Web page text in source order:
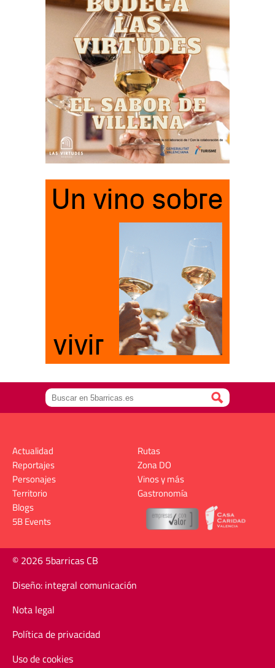
Actualidad
Reportajes
Personajes
Territorio
Rutas
Zona DO
Vinos y más
Gastronomía
Blogs
5B Events
© 2026 5barricas CB
Diseño: integral comunicación
Nota legal
Política de privacidad
Uso de cookies